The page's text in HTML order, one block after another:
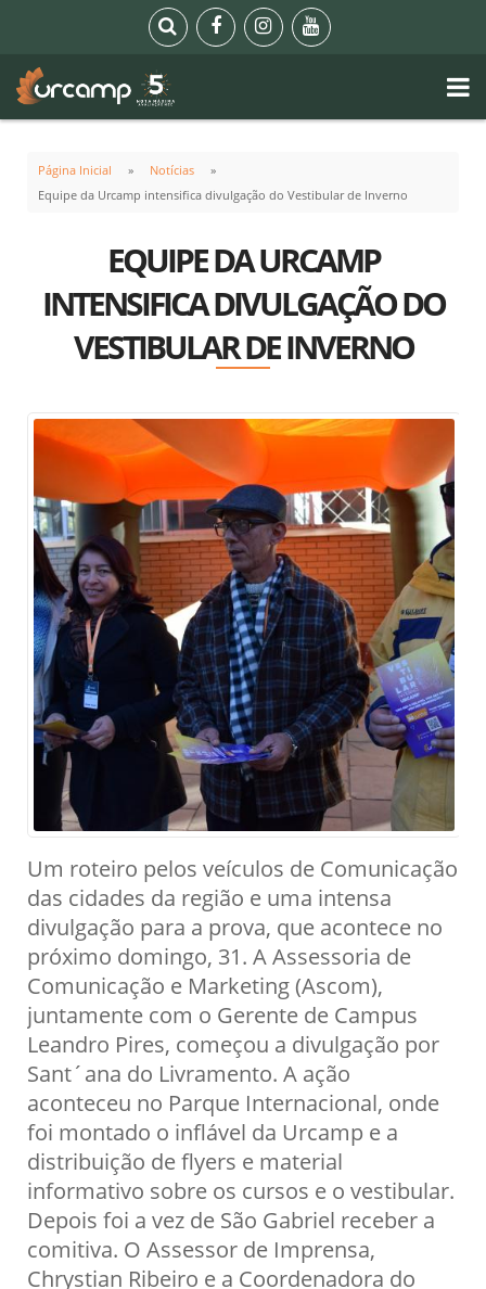
Página Inicial
Notícias
Equipe da Urcamp intensifica divulgação do Vestibular de Inverno
EQUIPE DA URCAMP
INTENSIFICA DIVULGAÇÃO DO
VESTIBULAR DE INVERNO
Um roteiro pelos veículos de Comunicação
das cidades da região e uma intensa
divulgação para a prova, que acontece no
próximo domingo, 31. A Assessoria de
Comunicação e Marketing (Ascom),
juntamente com o Gerente de Campus
Leandro Pires, começou a divulgação por
Sant´ana do Livramento. A ação
aconteceu no Parque Internacional, onde
foi montado o inflável da Urcamp e a
distribuição de flyers e material
informativo sobre os cursos e o vestibular.
Depois foi a vez de São Gabriel receber a
comitiva. O Assessor de Imprensa,
Chrystian Ribeiro e a Coordenadora do